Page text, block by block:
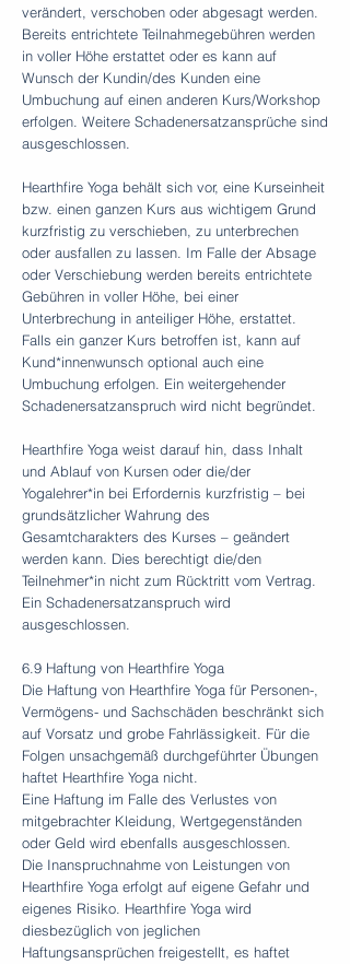
verändert, verschoben oder abgesagt werden.
Bereits entrichtete Teilnahmegebühren werden
in voller Höhe erstattet oder es kann auf
Wunsch der Kundin/des Kunden eine
Umbuchung auf einen anderen Kurs/Workshop
erfolgen. Weitere Schadenersatzansprüche sind
ausgeschlossen.
Hearthfire Yoga behält sich vor, eine Kurseinheit
bzw. einen ganzen Kurs aus wichtigem Grund
kurzfristig zu verschieben, zu unterbrechen
oder ausfallen zu lassen. Im Falle der Absage
oder Verschiebung werden bereits entrichtete
Gebühren in voller Höhe, bei einer
Unterbrechung in anteiliger Höhe, erstattet.
Falls ein ganzer Kurs betroffen ist, kann auf
Kund*innenwunsch optional auch eine
Umbuchung erfolgen. Ein weitergehender
Schadenersatzanspruch wird nicht begründet.
Hearthfire Yoga weist darauf hin, dass Inhalt
und Ablauf von Kursen oder die/der
Yogalehrer*in bei Erfordernis kurzfristig – bei
grundsätzlicher Wahrung des
Gesamtcharakters des Kurses – geändert
werden kann. Dies berechtigt die/den
Teilnehmer*in nicht zum Rücktritt vom Vertrag.
Ein Schadenersatzanspruch wird
ausgeschlossen.
6.9 Haftung von Hearthfire Yoga
Die Haftung von Hearthfire Yoga für Personen-,
Vermögens- und Sachschäden beschränkt sich
auf Vorsatz und grobe Fahrlässigkeit. Für die
Folgen unsachgemäß durchgeführter Übungen
haftet Hearthfire Yoga nicht.
Eine Haftung im Falle des Verlustes von
mitgebrachter Kleidung, Wertgegenständen
oder Geld wird ebenfalls ausgeschlossen.
Die Inanspruchnahme von Leistungen von
Hearthfire Yoga erfolgt auf eigene Gefahr und
eigenes Risiko. Hearthfire Yoga wird
diesbezüglich von jeglichen
Haftungsansprüchen freigestellt, es haftet